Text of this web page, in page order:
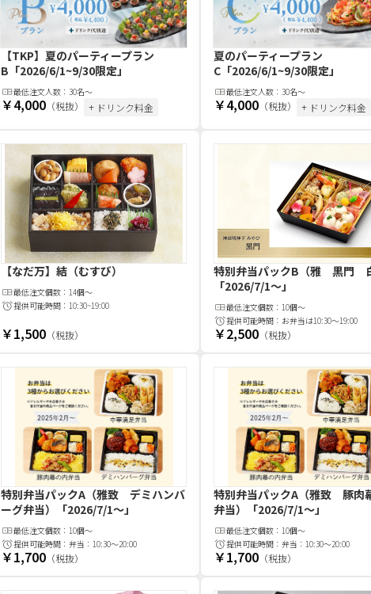
【TKP】夏のパーティープラン
B 「2026/6/1~9/30限定」
最低注文人数： 30名〜
￥4,000 （税抜） + ドリンク料金
夏のパーティープラン
C 「2026/6/1~9/30限定」
最低注文人数：30名〜
￥4,000 （税抜） + ドリンク料金
【なだ万】結（むすび）
最低注文個数： 14個～
提供可能時間： 10:30~19:00
￥1,500 （税抜）
特別弁当パックB（雅 黒門
「2026/7/1〜」
最低注文個数：10個～
提供可能時間： お弁当は10:30～19:00
￥2,500 （税抜）
特別弁当パックA（雅致 デミハンバ
ーグ弁当）
「2026/7/1〜」
最低注文個数： 10個～
提供可能時間： 弁当：10:30～20:00
￥1,700 （税抜）
特別弁当パックA（雅致 豚肉
弁当）
「2026/7/1〜」
最低注文個数：10個～
提供可能時間：弁当：10:30～20:00
￥1,700 （税抜）